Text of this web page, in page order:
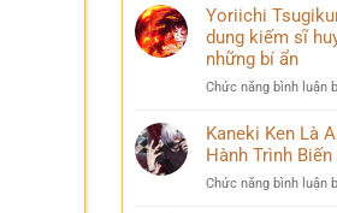
Yoriichi
dung kiếm sĩ
những bí ẩn
Chức năng bình luận
Kaneki Ken Là
Hành Trình
Chức năng bình luận